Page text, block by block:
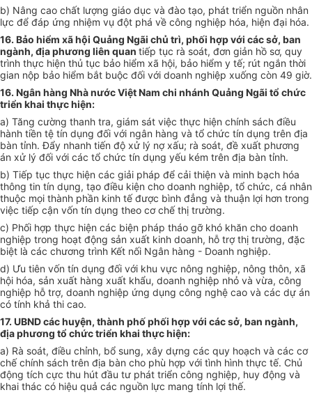
b) Nâng cao chất lượng giáo dục và đào tạo, phát triển nguồn nhân
lực để đáp ứng nhiệm vụ đột phá về công nghiệp hóa, hiện đại hóa.
16. Bảo hiểm xã hội Quảng Ngãi chủ trì, phối hợp với các sở, ban
ngành, địa phương liên quan tiếp tục rà soát, đơn giản hồ sơ, quy
trình thực hiện thủ tục bảo hiểm xã hội, bảo hiểm y tế; rút ngắn thời
gian nộp bảo hiểm bắt buộc đối với doanh nghiệp xuống còn 49 giờ.
16. Ngân hàng Nhà nước Việt Nam chi nhánh Quảng Ngãi tổ chức
triển khai thực hiện:
a) Tăng cường thanh tra, giám sát việc thực hiện chính sách điều
hành tiền tệ tín dụng đối với ngân hàng và tổ chức tín dụng trên địa
bàn tỉnh. Đẩy nhanh tiến độ xử lý nợ xấu; rà soát, đề xuất phương
án xử lý đối với các tổ chức tín dụng yếu kém trên địa bàn tỉnh.
b) Tiếp tục thực hiện các giải pháp để cải thiện và minh bạch hóa
thông tin tín dụng, tạo điều kiện cho doanh nghiệp, tổ chức, cá nhân
thuộc mọi thành phần kinh tế được bình đẳng và thuận lợi hơn trong
việc tiếp cận vốn tín dụng theo cơ chế thị trường.
c) Phối hợp thực hiện các biện pháp tháo gỡ khó khăn cho doanh
nghiệp trong hoạt động sản xuất kinh doanh, hỗ trợ thị trường, đặc
biệt là các chương trình Kết nối Ngân hàng - Doanh nghiệp.
d) Ưu tiên vốn tín dụng đối với khu vực nông nghiệp, nông thôn, xã
hội hóa, sản xuất hàng xuất khẩu, doanh nghiệp nhỏ và vừa, công
nghiệp hỗ trợ, doanh nghiệp ứng dụng công nghệ cao và các dự án
có tính khả thi cao.
17. UBND các huyện, thành phố phối hợp với các sở, ban ngành,
địa phương tổ chức triển khai thực hiện:
a) Rà soát, điều chỉnh, bổ sung, xây dựng các quy hoạch và các cơ
chế chính sách trên địa bàn cho phù hợp với tình hình thực tế. Chủ
động tích cực thu hút đầu tư phát triển công nghiệp, huy động và
khai thác có hiệu quả các nguồn lực mang tính lợi thế.